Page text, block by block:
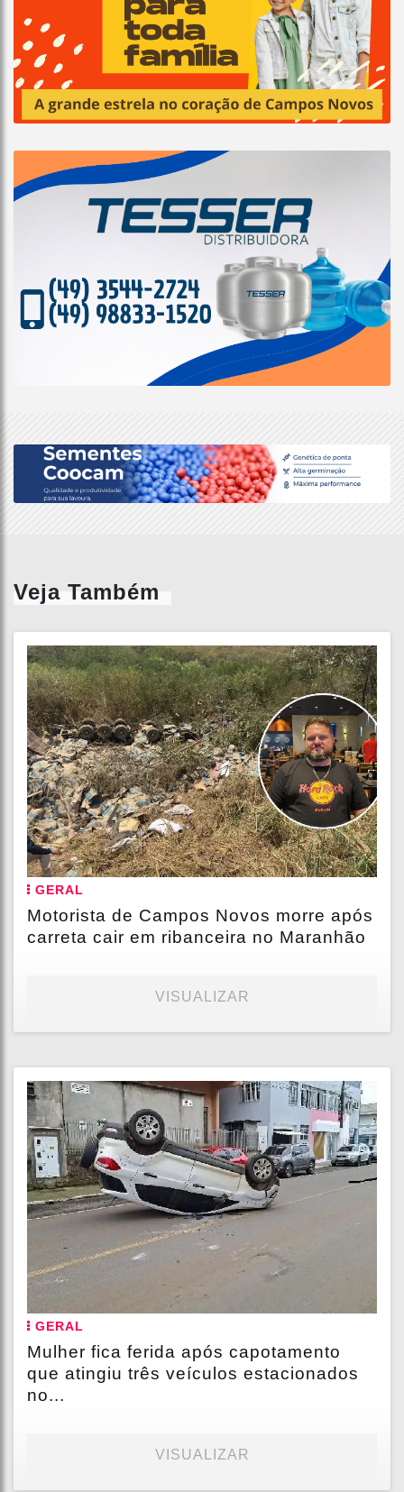
Veja Também
GERAL
Motorista de Campos Novos morre após
carreta cair em ribanceira no Maranhão
VISUALIZAR
GERAL
Mulher fica ferida após capotamento
que atingiu três veículos estacionados
no...
VISUALIZAR